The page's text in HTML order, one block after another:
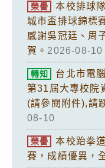
榮譽
本校排球
城市盃排球錦標
感謝吳冠廷、周
賀。 2026-08-10
轉知
台北市電
第31屆大專校院
(請參閱附件),請
08-10
榮譽
本校跆拳
賽，成績優異，